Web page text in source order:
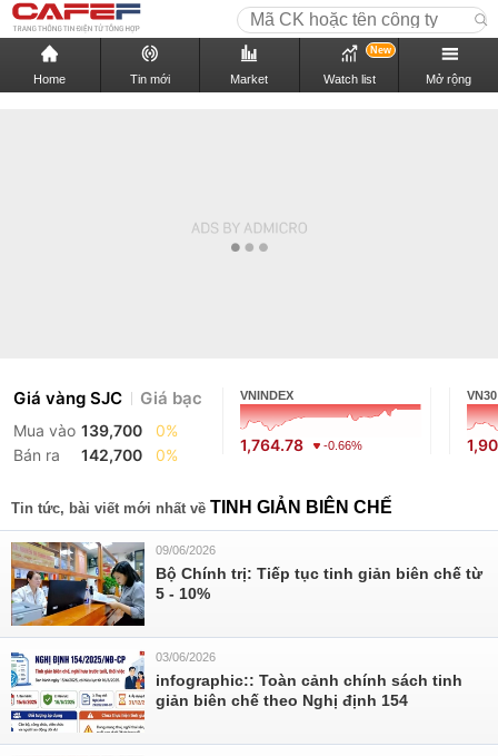
Home Tin mới Market Watch list
New
Mở rộng
Giá vàng SJC Giá bạc
Mua vào 139,700
0%
Bán ra
142,700 0%
VNINDEX
1,764.78 -0.66%
VN30
Tin tức, bài viết mới nhất về TINH GIẢN BIÊN CHẾ
09/06/2026
Bộ Chính trị: Tiếp tục tinh giản biên chế từ
5 - 10%
03/06/2026
infographic:: Toàn cảnh chính sách tinh
giản biên chế theo Nghị định 154